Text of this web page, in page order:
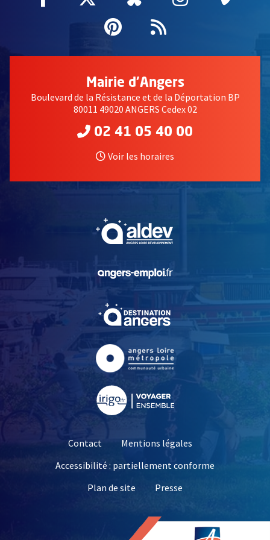
Pinterest
, Ouvre une
Flux RSS
Mairie d'Angers
Boulevard de la Résistance et de la Déportation BP
80011 49020 ANGERS Cedex 02
02 41 05 40 00
Voir les horaires
, Ouvre une nouvelle
, Ouvre une nouvelle
Contact
Mentions légales
Accessibilité : partiellement conforme
Plan de site
Presse